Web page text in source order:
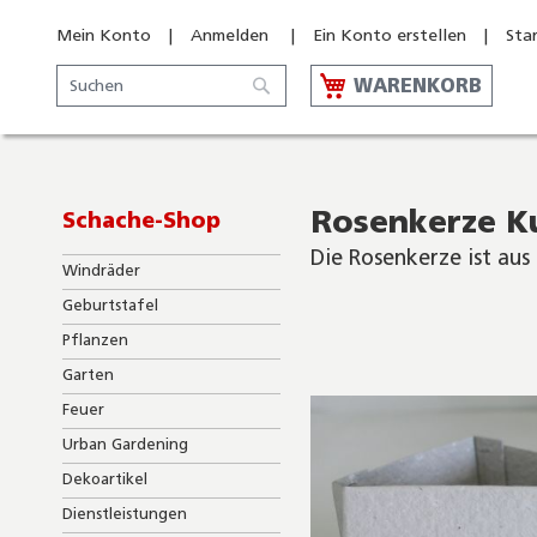
Mein Konto Anmelden Ein Konto erstellen
Suche
Suche
WARENKORB
Rosenkerze
Die Rosenkerze ist
of
Schache-Shop
Windräder
Geburtstafel
Pflanzen
Garten
Feuer
Urban Gardening
Dekoartikel
Dienstleistungen